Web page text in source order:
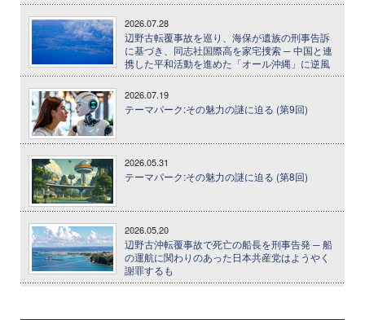
2026.07.28
辺野古転覆事故を巡り、海保が遺族の刑事告訴
に基づき、同志社国際高を家宅捜索 ─ 中国と連
携した平和活動を進めた「オール沖縄」に逆風
2026.07.19
テーマパーク:その魅力の謎に迫る (第9回)
2026.05.31
テーマパーク:その魅力の謎に迫る (第8回)
2026.05.20
辺野古沖転覆事故で死亡の船長を刑事告発 ─ 船
の運航に関わりのあった日本共産党はようやく
謝罪するも